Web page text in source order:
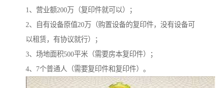
1、营业额200万（复印件就可以）；
2、自有设备原值20万（购置设备的复印件，没有设备可
以租赁，有协议就行）；
3、场地面积500平米（需要房本复印件）；
4、7个普通人（需要复印件和复印件）。